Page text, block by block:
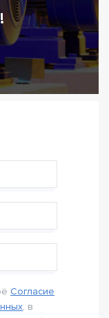
Согласие
, в